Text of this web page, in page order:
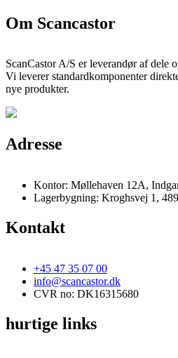
Om Scancastor
ScanCastor A/S er leverandør af
Vi leverer standardkomponenter
nye produkter.
Adresse
Kontor: Møllehaven 12A,
Lagerbygning: Kroghsvej 1,
Kontakt
+45 47 35 07 00
info@scancastor.dk
CVR no: DK16315680
hurtige links